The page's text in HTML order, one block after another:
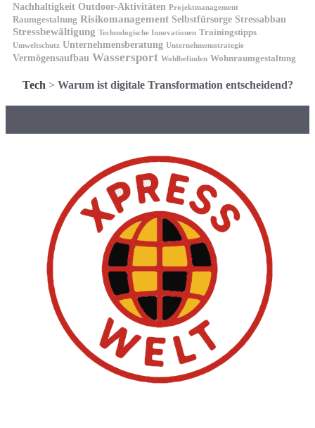
Nachhaltigkeit Outdoor-Aktivitäten Projektmanagement
Raumgestaltung Risikomanagement Selbstfürsorge Stressabbau
Stressbewältigung Technologische Innovationen Trainingstipps
Umweltschutz Unternehmensberatung Unternehmensstrategie
Vermögensaufbau Wassersport Wohlbefinden Wohnraumgestaltung
Tech > Warum ist digitale Transformation entscheidend?